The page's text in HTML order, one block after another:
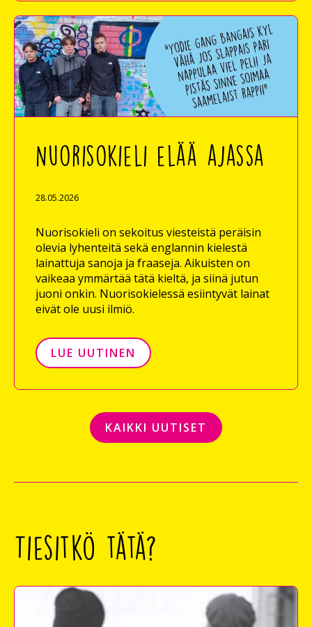
Nuorisokieli elää ajassa
28.05.2026
Nuorisokieli on sekoitus viesteistä peräisin
olevia lyhenteitä sekä englannin kielestä
lainattuja sanoja ja fraaseja. Aikuisten on
vaikeaa ymmärtää tätä kieltä, ja siinä jutun
juoni onkin. Nuorisokielessä esiintyvät lainat
eivät ole uusi ilmiö.
LUE UUTINEN
KAIKKI UUTISET
Tiesitkö tätä?